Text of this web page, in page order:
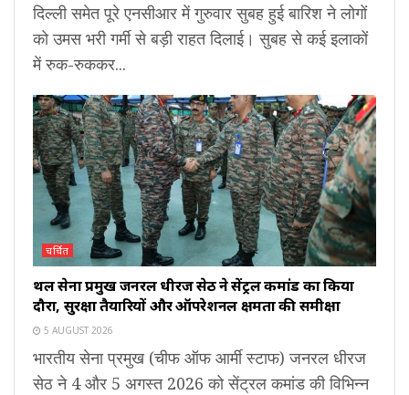
दिल्ली समेत पूरे एनसीआर में गुरुवार सुबह हुई बारिश ने लोगों
को उमस भरी गर्मी से बड़ी राहत दिलाई। सुबह से कई इलाकों
में रुक-रुककर...
चर्चित
थल सेना प्रमुख जनरल धीरज सेठ ने सेंट्रल कमांड का किया
दौरा, सुरक्षा तैयारियों और ऑपरेशनल क्षमता की समीक्षा
5 AUGUST 2026
भारतीय सेना प्रमुख (चीफ ऑफ आर्मी स्टाफ) जनरल धीरज
सेठ ने 4 और 5 अगस्त 2026 को सेंट्रल कमांड की विभिन्न